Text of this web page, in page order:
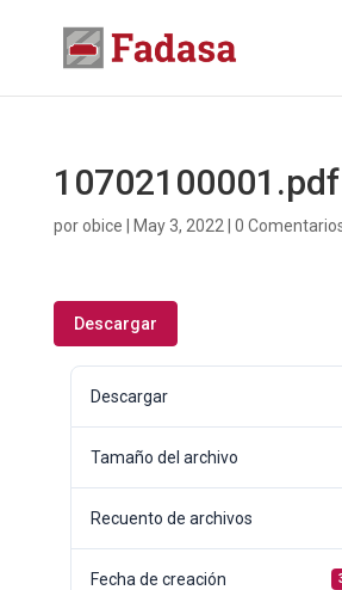
10702100001.pdf
porobice May 3, 2022 0
Descargar
Descargar
Tamaño del archivo
Recuento de archivos
Fecha de creación